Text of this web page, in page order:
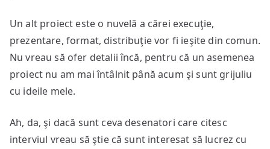
Un alt proiect este o nuvelă a cărei execuţie,
prezentare, format, distribuţie vor fi ieşite din comun.
Nu vreau să ofer detalii încă, pentru că un asemenea
proiect nu am mai întâlnit până acum şi sunt grijuliu
cu ideile mele.
Ah, da, şi dacă sunt ceva desenatori care citesc
interviul vreau să ştie că sunt interesat să lucrez cu